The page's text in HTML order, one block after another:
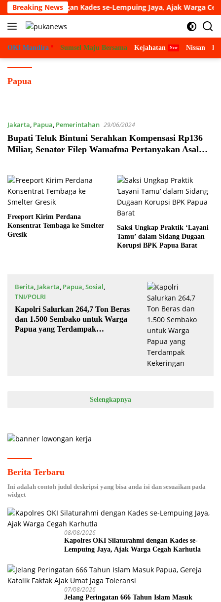
Langsung
ke
konten
Breaking Newsdengan Kades se-Lempuing Jaya, Ajak Warga Cegah
OKI Mandira Sumsel Maju Bersama Kejahatan Nissan
Papua
Jakarta, Papua, Pemerintahan 29/06/2024
Bupati Teluk Bintuni Serahkan Kompensasi Rp136
Miliar, Senator Filep Wamafma Pertanyakan Asal
Freeport Kirim Perdana
Konsentrat Tembaga ke Smelter
Gresik
Saksi Ungkap Praktik ‘Layani
Tamu’ dalam Sidang Dugaan
Korupsi BPK Papua Barat
Berita, Jakarta, Papua,Sosial,
TNI/POLRI
10/08/2023
Kapolri Salurkan 264,7 Ton Beras
dan 1.500 Sembako untuk Warga
Papua yang Terdampak
Selengkapnya
Berita Terbaru
Ini adalah contoh judul deskripsi yang bisa anda isi dan sesuaikan pada
widget
08/08/2026
Kapolres OKI Silaturahmi dengan Kades se-
Lempuing Jaya, Ajak Warga Cegah Karhutla
07/08/2026
Jelang Peringatan 666 Tahun Islam Masuk